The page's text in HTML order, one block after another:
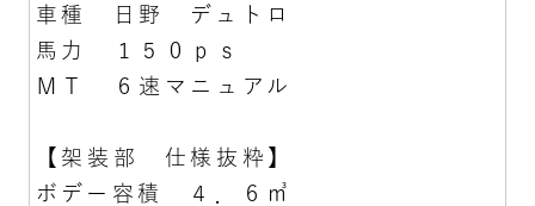
車種 日野 デュトロ
馬力 １５０ｐｓ
ＭＴ ６速マニュアル
【架装部 仕様抜粋】
ボデー容積 ４．６㎥